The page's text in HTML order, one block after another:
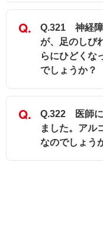
Q.321 神経障
が、足のしび
らにひどくな
でしょうか？
Q.322 医師に
ました。アル
なのでしょう